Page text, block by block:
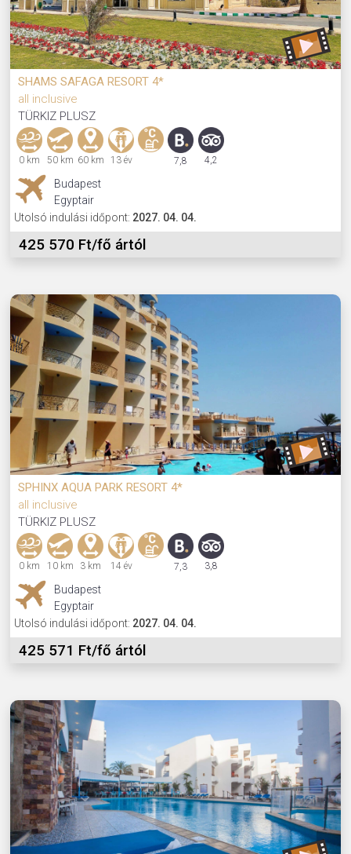
SHAMS SAFAGA RESORT 4*
all inclusive
TÜRKIZ PLUSZ
0 km 50 km 60 km 13 év 7,8 4,2
Budapest
Egyptair
Utolsó indulási időpont: 2027. 04. 04.
425 570 Ft/fő ártól
SPHINX AQUA PARK RESORT 4*
all inclusive
TÜRKIZ PLUSZ
0 km 10 km 3 km 14 év 7,3 3,8
Budapest
Egyptair
Utolsó indulási időpont: 2027. 04. 04.
425 571 Ft/fő ártól